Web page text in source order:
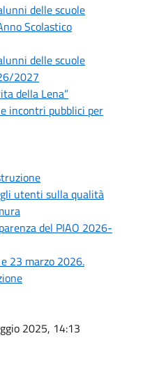
delle scuole
Scolastico
delle scuole
2027
della Lena”
incontri pubblici per
utenti sulla qualità
del PIAO 2026-
23 marzo 2026.
2025, 14:13